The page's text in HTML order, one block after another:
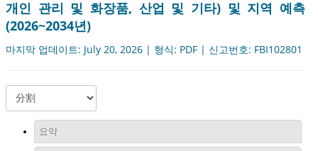
개인 관리 및 화장품, 산업 및 기타) 및 지역 예측
(2026~2034년)
마지막 업데이트: July 20, 2026 | 형식: PDF | 신고번호: FBI102801
요약